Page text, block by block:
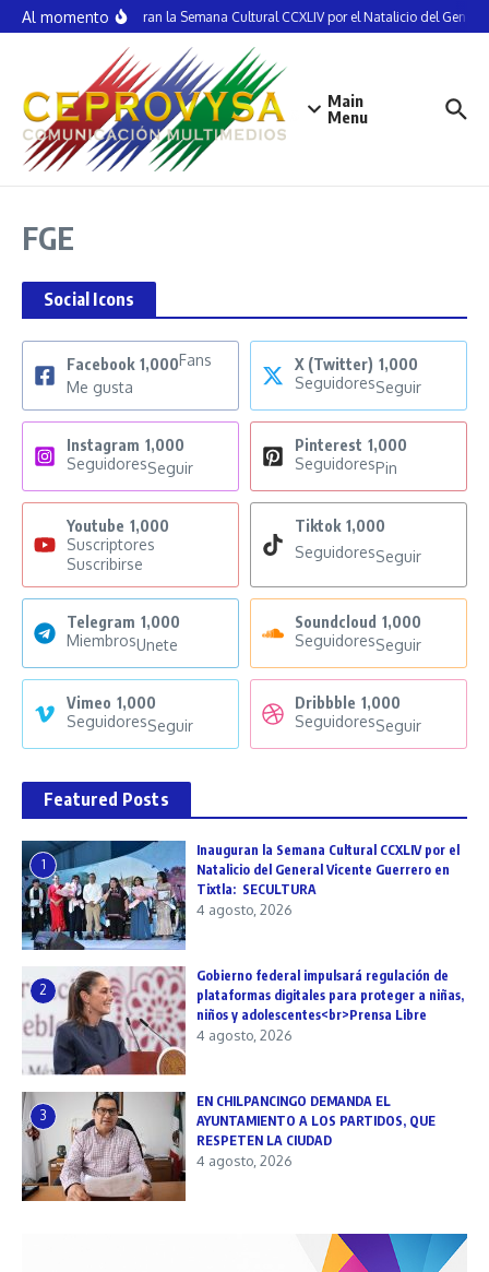
Saltar al contenido
Al momentoInauguran la Semana Cultural CCXLIV por el Natalicio del General
Main
Menu
FGE
Social Icons
Facebook 1,000Fans
Me gusta
X (Twitter) 1,000
SeguidoresSeguir
Instagram 1,000
SeguidoresSeguir
Pinterest 1,000
SeguidoresPin
Youtube 1,000
Suscriptores
Suscribirse
Tiktok 1,000
SeguidoresSeguir
Telegram 1,000
MiembrosUnete
Soundcloud 1,000
SeguidoresSeguir
Vimeo 1,000
SeguidoresSeguir
Dribbble 1,000
SeguidoresSeguir
Featured Posts
1
Inauguran la Semana Cultural CCXLIV por el
Natalicio del General Vicente Guerrero en
Tixtla: SECULTURA
4 agosto, 2026
2
Gobierno federal impulsará regulación de
plataformas digitales para proteger a niñas,
niños y adolescentes<br>Prensa Libre
4 agosto, 2026
3
EN CHILPANCINGO DEMANDA EL
AYUNTAMIENTO A LOS PARTIDOS, QUE
RESPETEN LA CIUDAD
4 agosto, 2026